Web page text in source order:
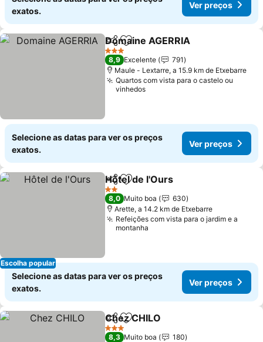
exatos.
Ver preços
PartilharAdicionar aos favoritos
Domaine AGERRIA
3 Estrelas
8,9 Excelente
791
Maule - Lextarre, a 15.9 km de Etxebarre
Quartos com vista para o castelo ou
vinhedos
Selecione as datas para ver os preços
exatos.
Ver preços
Escolha popular
PartilharAdicionar aos favoritos
Hôtel de l'Ours
2 Estrelas
8,0 Muito boa
630
Arette, a 14.2 km de Etxebarre
Refeições com vista para o jardim e a
montanha
Selecione as datas para ver os preços
exatos.
Ver preços
PartilharAdicionar aos favoritos
Chez CHILO
3 Estrelas
8,3 Muito boa
180